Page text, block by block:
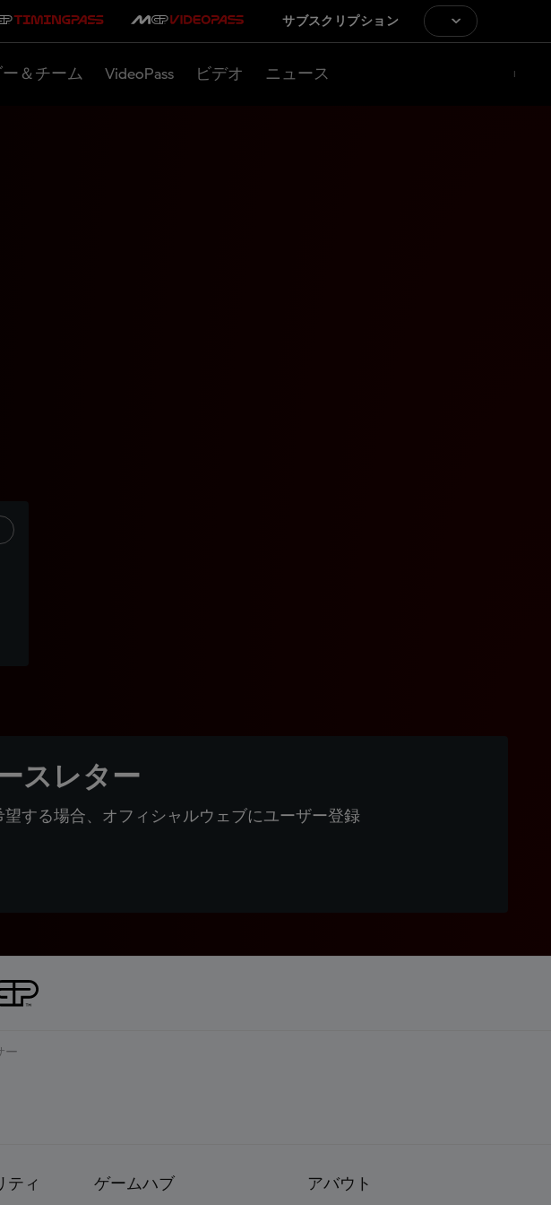
サブスクリプション
＆チーム VideoPass ビデオ ニュース
スレター
する場合、オフィシャルウェブにユーザー登録
ー
ティ ゲームハブ アバウト